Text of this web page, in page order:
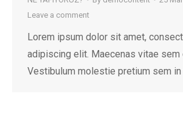
Leave a comment
Lorem ipsum dolor sit amet,
adipiscing elit. Maecenas vitae sem
Vestibulum molestie pretium sem in